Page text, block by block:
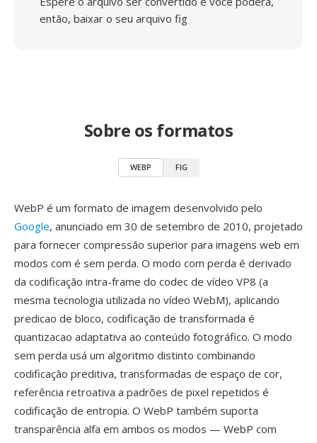
então, baixar o seu arquivo fig
Sobre os formatos
WEBP FIG
WebP é um formato de imagem desenvolvido pelo
Google, anunciado em 30 de setembro de 2010, projetado
para fornecer compressão superior para imagens web em
modos com é sem perda. O modo com perda é derivado
da codificação intra-frame do codec de vídeo VP8 (a
mesma tecnologia utilizada no vídeo WebM), aplicando
predicao de bloco, codificação de transformada é
quantizacao adaptativa ao conteúdo fotográfico. O modo
sem perda usá um algoritmo distinto combinando
codificação preditiva, transformadas de espaço de cor,
referência retroativa a padrões de pixel repetidos é
codificação de entropia. O WebP também suporta
transparência alfa em ambos os modos — WebP com